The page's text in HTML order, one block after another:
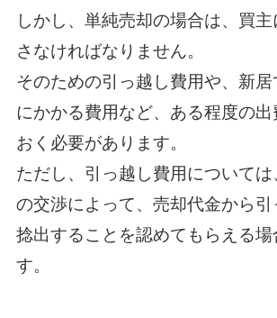
しかし、単純売却の場合は、買
さなければなりません。
そのための引っ越し費用や、新
にかかる費用など、ある程度の出
おく必要があります。
ただし、引っ越し費用については
の交渉によって、売却代金から引
捻出することを認めてもらえる場
す。